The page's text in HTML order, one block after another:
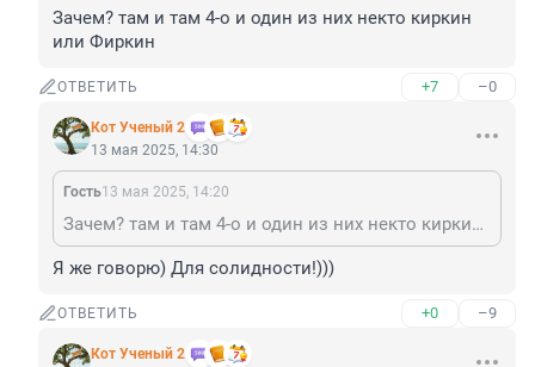
Зачем? там и там 4-о и один из них некто киркин
или Фиркин
ОТВЕТИТЬ +7 –0
Кот Ученый 2
13 мая 2025, 14:30
Гость13 мая 2025, 14:20
Зачем? там и там 4-о и один из них некто киркин или Фиркин
Я же говорю) Для солидности!)))
ОТВЕТИТЬ +0 –9
Кот Ученый 2